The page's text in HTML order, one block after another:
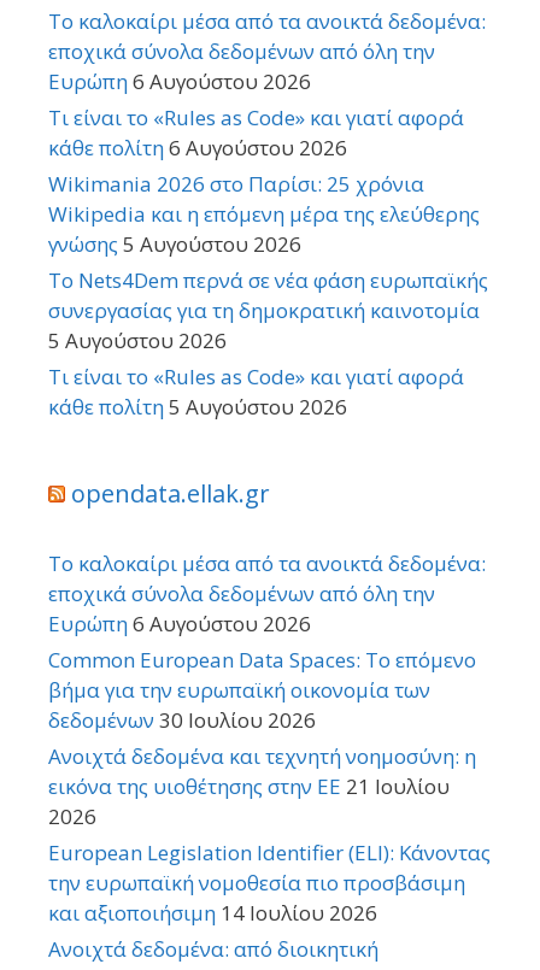
Το καλοκαίρι μέσα από τα ανοικτά δεδομένα:
εποχικά σύνολα δεδομένων από όλη την
Ευρώπη6 Αυγούστου 2026
Τι είναι το «Rules as Code» και γιατί αφορά
κάθε πολίτη6 Αυγούστου 2026
Wikimania 2026 στο Παρίσι: 25 χρόνια
Wikipedia και η επόμενη μέρα της ελεύθερης
γνώσης 5 Αυγούστου 2026
Το Nets4Dem περνά σε νέα φάση ευρωπαϊκής
συνεργασίας για τη δημοκρατική καινοτομία
5 Αυγούστου 2026
Τι είναι το «Rules as Code» και γιατί αφορά
κάθε πολίτη5 Αυγούστου 2026
opendata.ellak.gr
Το καλοκαίρι μέσα από τα ανοικτά δεδομένα:
εποχικά σύνολα δεδομένων από όλη την
Ευρώπη6 Αυγούστου 2026
Common European Data Spaces: Το επόμενο
βήμα για την ευρωπαϊκή οικονομία των
δεδομένων 30 Ιουλίου 2026
Ανοιχτά δεδομένα και τεχνητή νοημοσύνη: η
εικόνα της υιοθέτησης στην ΕΕ 21 Ιουλίου
2026
European Legislation Identifier (ELI): Κάνοντας
την ευρωπαϊκή νομοθεσία πιο προσβάσιμη
και αξιοποιήσιμη 14 Ιουλίου 2026
Ανοιχτά δεδομένα: από διοικητική